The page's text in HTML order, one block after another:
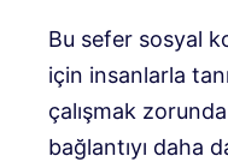
Bu sefer sosyal
için insanlarla
çalışmak
bağlantıyı daha